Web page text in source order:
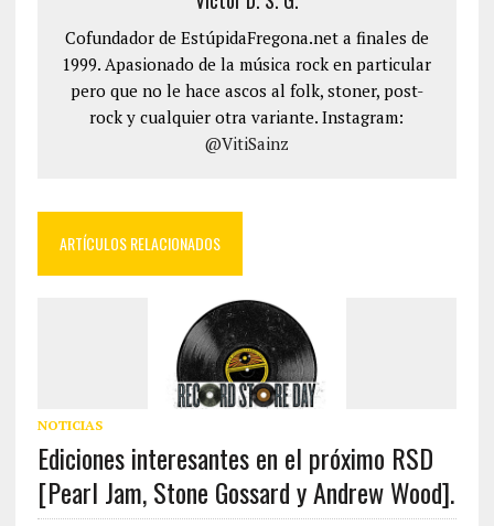
Cofundador de EstúpidaFregona.net a finales de
1999. Apasionado de la música rock en particular
pero que no le hace ascos al folk, stoner, post-
rock y cualquier otra variante. Instagram:
@VitiSainz
ARTÍCULOS RELACIONADOS
NOTICIAS
Ediciones interesantes en el próximo RSD
[Pearl Jam, Stone Gossard y Andrew Wood].